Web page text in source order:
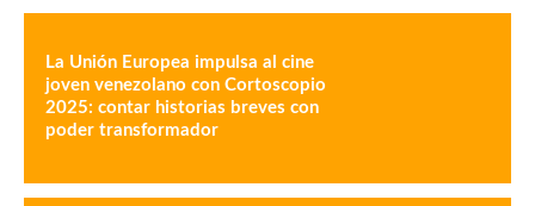
La Unión Europea impulsa al cine
joven venezolano con Cortoscopio
2025: contar historias breves con
poder transformador